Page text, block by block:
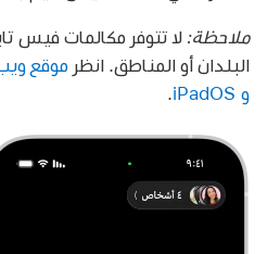
ملاحظة: لا تتوفر مكالمات فيس
البلدان أو المناطق. انظر
و iPadOS